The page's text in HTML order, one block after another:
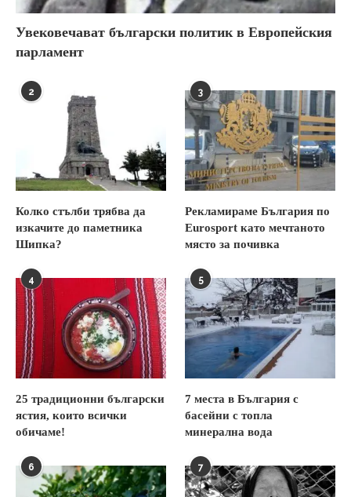
Увековечават български политик в Европейския
парламент
2
Колко стълби трябва да
изкачите до паметника
Шипка?
3
Рекламираме България по
Eurosport като мечтаното
място за почивка
4
25 традиционни български
ястия, които всички
обичаме!
5
7 места в България с
басейни с топла
минерална вода
6 7